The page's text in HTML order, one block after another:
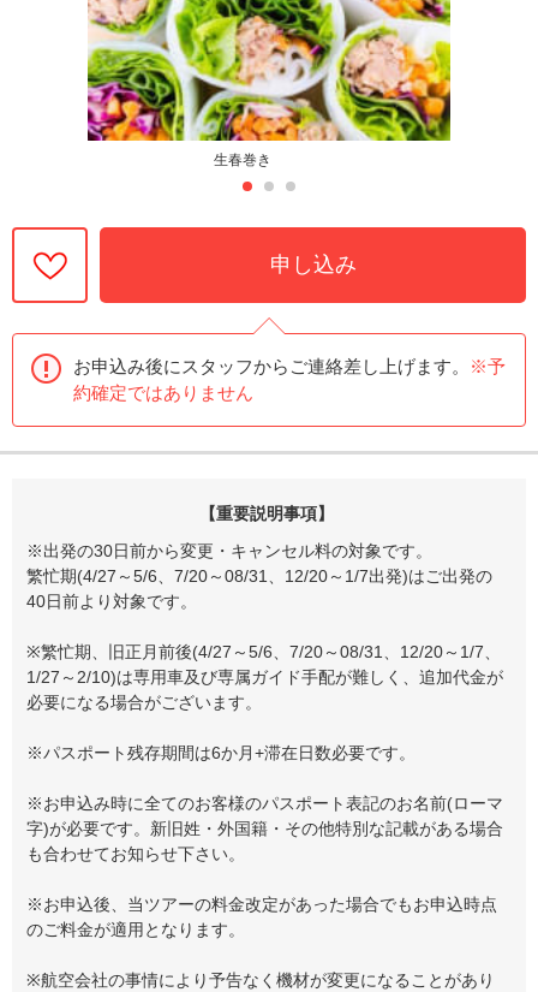
生春巻き
申し込み
お申込み後にスタッフからご連絡差し上げます。
※予
約確定ではありません
【重要説明事項】
※出発の30日前から変更・キャンセル料の対象です。
繁忙期(4/27～5/6、7/20～08/31、12/20～1/7出発)はご出発の
40日前より対象です。
※繁忙期、旧正月前後(4/27～5/6、7/20～08/31、12/20～1/7、
1/27～2/10)は専用車及び専属ガイド手配が難しく、追加代金が
必要になる場合がございます。
※パスポート残存期間は6か月+滞在日数必要です。
※お申込み時に全てのお客様のパスポート表記のお名前(ローマ
字)が必要です。新旧姓・外国籍・その他特別な記載がある場合
も合わせてお知らせ下さい。
※お申込後、当ツアーの料金改定があった場合でもお申込時点
のご料金が適用となります。
※航空会社の事情により予告なく機材が変更になることがあり